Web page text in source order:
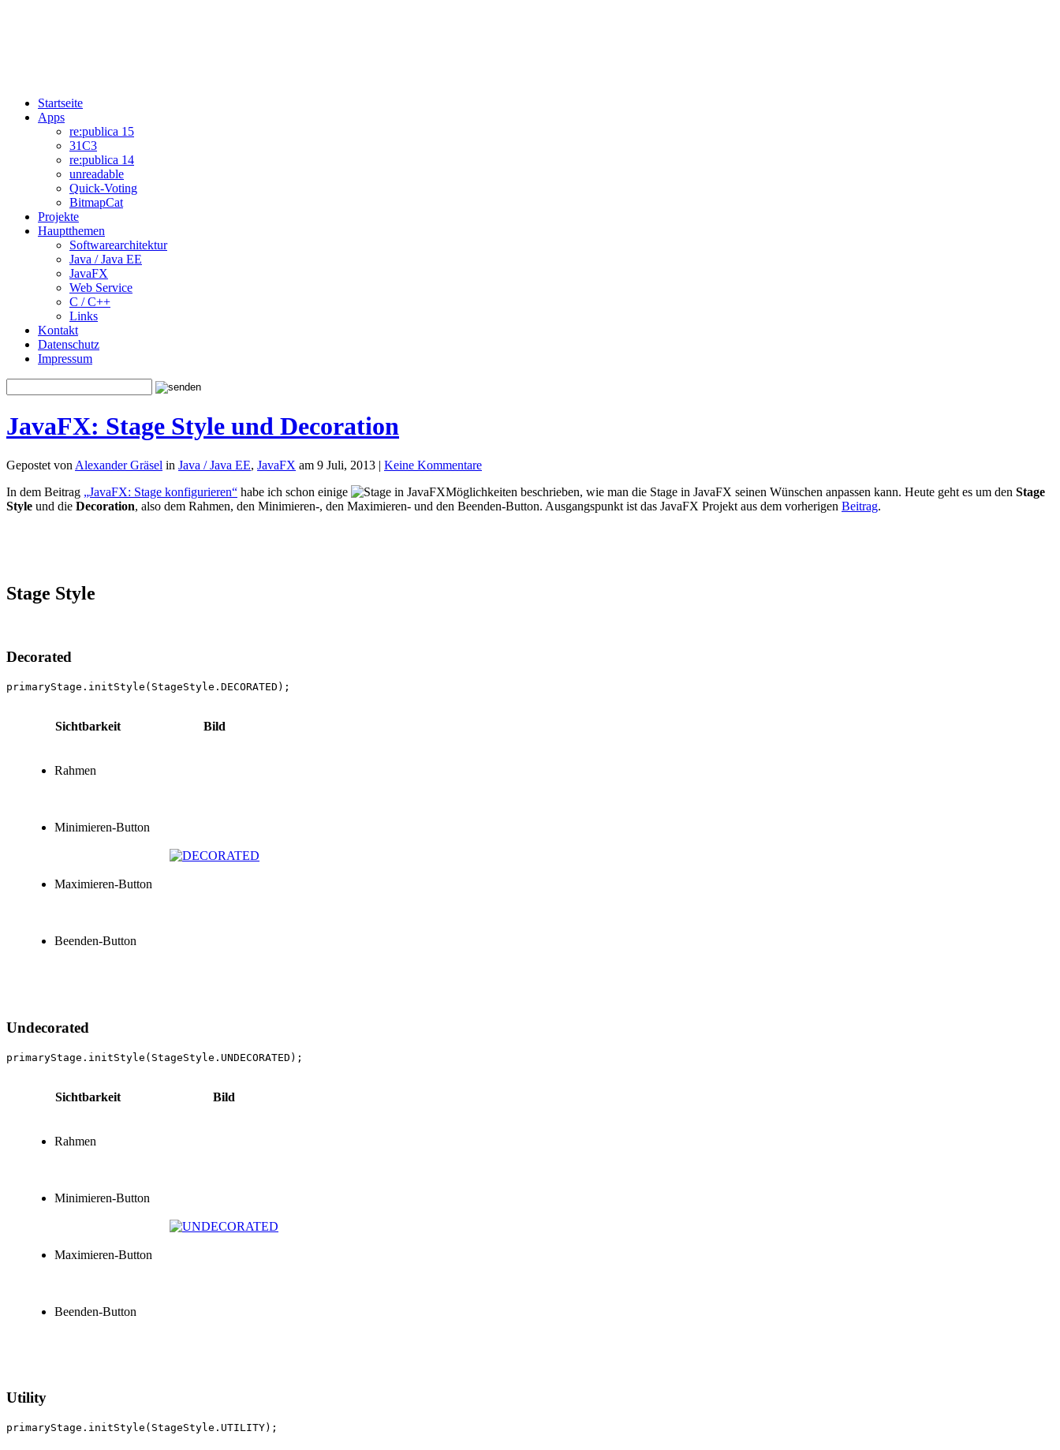
Startseite
Apps
re:publica 15
31C3
re:publica 14
unreadable
Quick-Voting
BitmapCat
Projekte
Hauptthemen
Softwarearchitektur
Java / Java EE
JavaFX
Web Service
C / C++
Links
Kontakt
Datenschutz
Impressum
JavaFX: Stage Style und Decoration
Gepostet von Alexander Gräsel in Java / Java EE, JavaFX am 9 Juli, 2013 | Keine Kommentare
In dem Beitrag „JavaFX: Stage konfigurieren“ habe ich schon einige Möglichkeiten beschrieben, wie man die Stage in JavaFX seinen Wünschen anpassen kann. Heute geht es um den Stage
Style und die Decoration, also dem Rahmen, den Minimieren-, den Maximieren- und den Beenden-Button. Ausgangspunkt ist das JavaFX Projekt aus dem vorherigen Beitrag.
Stage Style
Decorated
Sichtbarkeit Bild
Rahmen
Minimieren-Button
Maximieren-Button
Beenden-Button
Undecorated
Sichtbarkeit Bild
Rahmen
Minimieren-Button
Maximieren-Button
Beenden-Button
Utility